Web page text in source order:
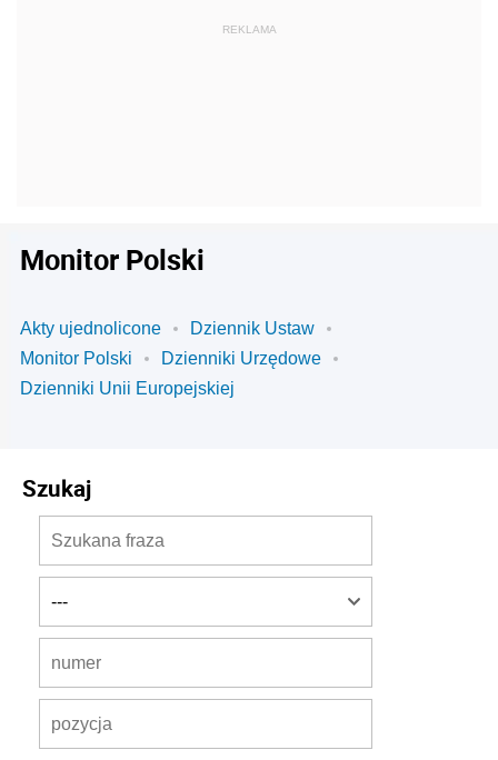
Monitor Polski
Akty ujednolicone
Dziennik Ustaw
Monitor Polski
Dzienniki Urzędowe
Dzienniki Unii Europejskiej
Szukaj